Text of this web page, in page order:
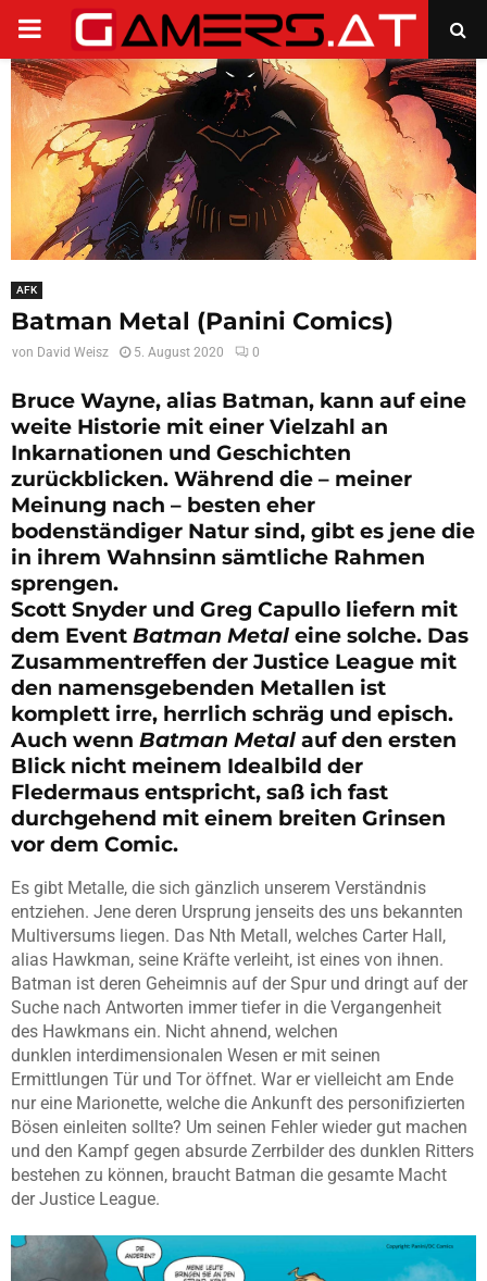
PRIMARY
MENU
AFK
Batman Metal (Panini Comics)
von David Weisz 5. August 2020 0
Bruce Wayne, alias Batman, kann auf eine
weite Historie mit einer Vielzahl an
Inkarnationen und Geschichten
zurückblicken. Während die – meiner
Meinung nach – besten eher
bodenständiger Natur sind, gibt es jene die
in ihrem Wahnsinn sämtliche Rahmen
sprengen.
Scott Snyder und Greg Capullo liefern mit
dem Event Batman Metal eine solche. Das
Zusammentreffen derJustice League mit
den namensgebenden Metallen ist
komplett irre, herrlich schräg und episch.
Auch wenn Batman Metal auf den ersten
Blick nicht meinem Idealbild der
Fledermaus entspricht, saß ich fast
durchgehend mit einem breiten Grinsen
vor dem Comic.
Es gibt Metalle, die sich gänzlich unserem Verständnis
entziehen. Jene deren Ursprung jenseits des uns bekannten
Multiversums liegen. Das Nth Metall, welches CarterHall,
alias Hawkman, seine Kräfte verleiht, ist eines von ihnen.
Batman ist deren Geheimnis auf der Spur und dringt auf der
Suche nach Antworten immer tiefer in die Vergangenheit
des Hawkmans ein. Nicht ahnend, welchen
dunklen interdimensionalen Wesen er mit seinen
Ermittlungen Tür und Tor öffnet. War er vielleicht am Ende
nur eine Marionette, welche die Ankunft des personifizierten
Bösen einleiten sollte? Um seinen Fehler wieder gut machen
und den Kampf gegen absurde Zerrbilder des dunklen Ritters
bestehen zu können, braucht Batman die gesamte Macht
derJustice League.